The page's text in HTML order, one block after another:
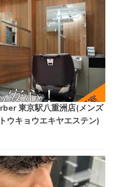
東京駅八重洲店(メンズ
ウキョウエキヤエステン)